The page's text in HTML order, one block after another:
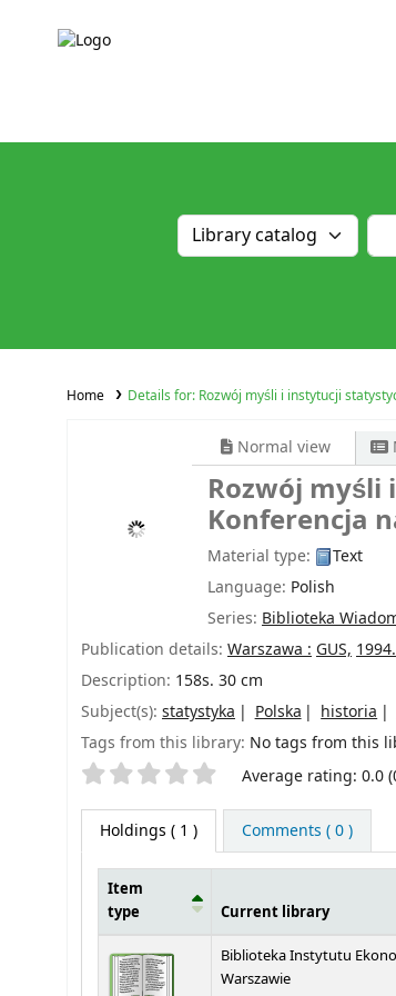
Home Details for: Rozwój myśli i instytucji
Normal view
Rozwój myśli
Konferencja
Material type:
Text
Language: Polish
Series: Biblioteka
Publication details: Warszawa : GUS, 1994.
Description: 158s. 30 cm
Subject(s): statystyka Polska historia
Tags from this library: No tags from this
Star ratings Average rating: 0.0
Holdings ( 1 ) Comments ( 0 )
Item
type
Current library
Biblioteka Instytutu
Warszawie